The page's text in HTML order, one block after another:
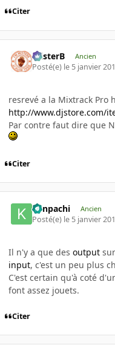
Citer
misterB Ancien
Posté(e) le 5 janvier
resrevé a la Mixtrack Pro
http://www.djstore.com/
Par contre faut dire que
Citer
Kenpachi Ancien
Posté(e) le 5 janvier
Il n'y a que des output
input, c'est un peu plus
C'est certain qu'à coté
font assez jouets.
Citer